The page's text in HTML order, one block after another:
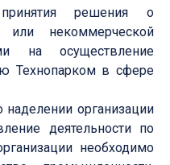
решения о
или некоммерческой
на осуществление
Технопарком в сфере
организации
деятельности по
необходимо